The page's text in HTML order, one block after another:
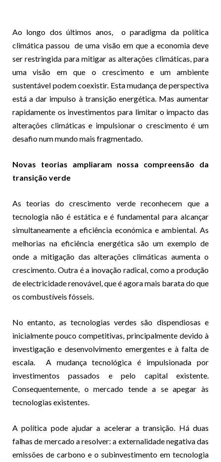
Ao longo dos últimos anos, o paradigma da política
climática passou de uma visão em que a economia deve
ser restringida para mitigar as alterações climáticas, para
uma visão em que o crescimento e um ambiente
sustentável podem coexistir. Esta mudança de perspectiva
está a dar impulso à transição energética. Mas aumentar
rapidamente os investimentos para limitar o impacto das
alterações climáticas e impulsionar o crescimento é um
desafio num mundo mais fragmentado.
Novas teorias ampliaram nossa compreensão da
transição verde
As teorias do crescimento verde reconhecem que a
tecnologia não é estática e é fundamental para alcançar
simultaneamente a eficiência económica e ambiental. As
melhorias na eficiência energética são um exemplo de
onde a mitigação das alterações climáticas aumenta o
crescimento. Outra é a inovação radical, como a produção
de electricidade renovável, que é agora mais barata do que
os combustíveis fósseis.
No entanto, as tecnologias verdes são dispendiosas e
inicialmente pouco competitivas, principalmente devido à
investigação e desenvolvimento emergentes e à falta de
escala. A mudança tecnológica é impulsionada por
investimentos passados e pelo capital existente.
Consequentemente, o mercado tende a se apegar às
tecnologias existentes.
A política pode ajudar a acelerar a transição. Há duas
falhas de mercado a resolver: a externalidade negativa das
emissões de carbono e o subinvestimento em tecnologia